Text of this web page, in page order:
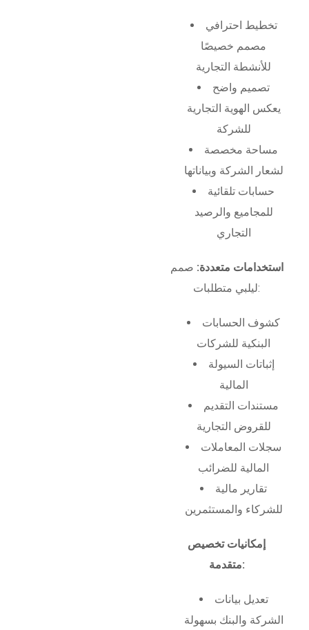
تخطيط احترافي
مصمم خصيصًا
للأنشطة التجارية
تصميم واضح
يعكس الهوية التجارية
للشركة
مساحة مخصصة
لشعار الشركة وبياناتها
حسابات تلقائية
للمجاميع والرصيد
التجاري
استخدامات متعددة: صمم
ليلبي متطلبات:
كشوف الحسابات
البنكية للشركات
إثباتات السيولة
المالية
مستندات التقديم
للقروض التجارية
سجلات المعاملات
المالية للضرائب
تقارير مالية
للشركاء والمستثمرين
إمكانيات تخصيص
متقدمة:
تعديل بيانات
الشركة والبنك بسهولة